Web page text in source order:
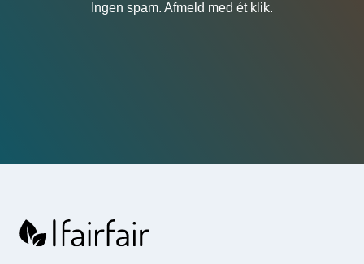
Ingen spam. Afmeld med ét klik.